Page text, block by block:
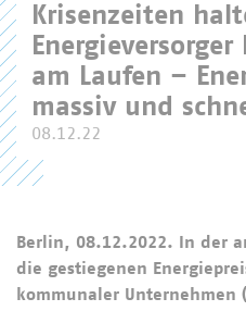
Krisenzeiten
Energieversorger
am Laufen –
massiv und
08.12.22
Berlin, 08.12.2022. In der
die gestiegenen
kommunaler Unternehmen